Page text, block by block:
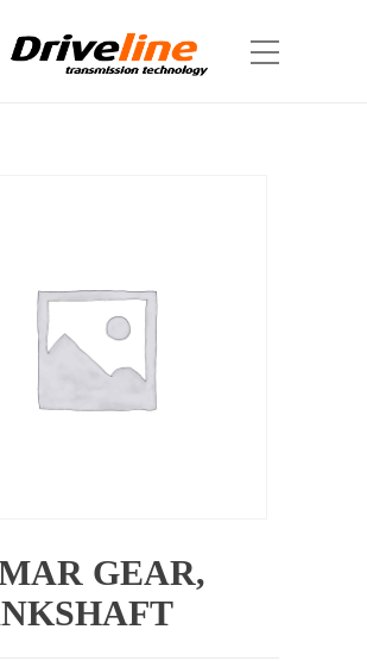
GEAR,